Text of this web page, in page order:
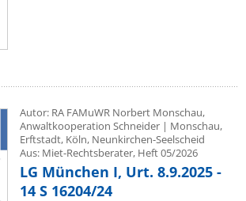
Autor: RA FAMuWR Norbert Monschau,
Anwaltkooperation Schneider | Monschau,
Erftstadt, Köln, Neunkirchen-Seelscheid
Aus: Miet-Rechtsberater, Heft 05/2026
LG München I, Urt. 8.9.2025 -
14 S 16204/24